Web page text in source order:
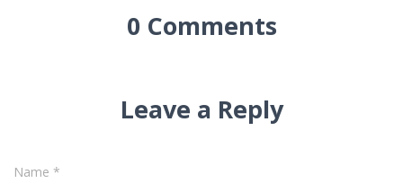
0 Comments
Leave a Reply
Name *